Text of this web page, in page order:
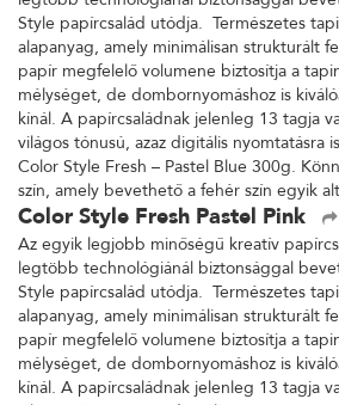
Style papírcsalád utódja. Természetes
alapanyag, amely minimálisan strukturált
papír megfelelő volumene biztosítja a
mélységet, de dombornyomáshoz is
kínál. A papírcsaládnak jelenleg 13 tagja
világos tónusú, azaz digitális nyomtatásra
Color Style Fresh – Pastel Blue 300g.
szín, amely bevethető a fehér szín egyik
Color Style Fresh Pastel Pink
Az egyik legjobb minőségű kreatív
legtöbb technológiánál biztonsággal
Style papírcsalád utódja. Természetes
alapanyag, amely minimálisan strukturált
papír megfelelő volumene biztosítja a
mélységet, de dombornyomáshoz is
kínál. A papírcsaládnak jelenleg 13 tagja